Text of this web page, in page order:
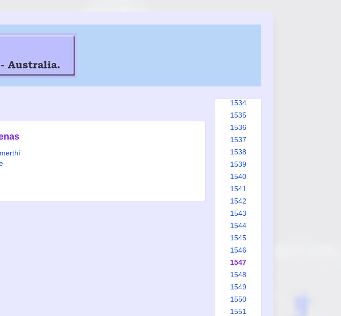
1534
1535
1536
1537
1538
1539
1540
1541
1542
1543
1544
1545
1546
1547
1548
1549
1550
1551